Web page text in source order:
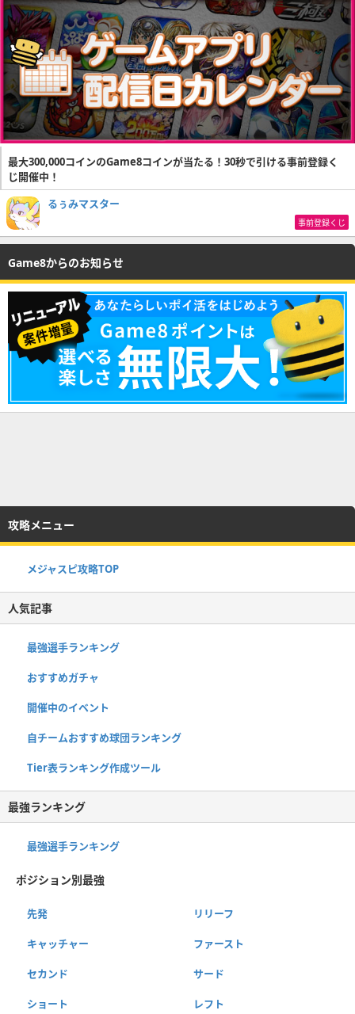
最大300,000コインのGame8コインが当たる！30秒で引ける事前登録く
じ開催中！
るぅみマスター
事前登録くじ
Game8からのお知らせ
攻略メニュー
メジャスピ攻略TOP
人気記事
最強選手ランキング
おすすめガチャ
開催中のイベント
自チームおすすめ球団ランキング
Tier表ランキング作成ツール
最強ランキング
最強選手ランキング
ポジション別最強
先発 リリーフ
キャッチャー ファースト
セカンド サード
ショート レフト